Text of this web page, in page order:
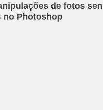
de fotos
no Photoshop